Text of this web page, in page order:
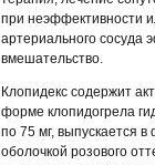
при неэффективности
артериального сосуда
вмешательство.
Клопидекс содержит
форме клопидогрела
по 75 мг, выпускается
оболочкой розового